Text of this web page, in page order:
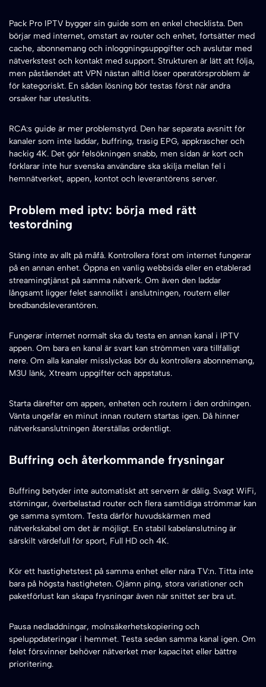
Pack Pro IPTV bygger sin guide som en enkel checklista. Den
börjar med internet, omstart av router och enhet, fortsätter med
cache, abonnemang och inloggningsuppgifter och avslutar med
nätverkstest och kontakt med support. Strukturen är lätt att följa,
men påståendet att VPN nästan alltid löser operatörsproblem är
för kategoriskt. En sådan lösning bör testas först när andra
orsaker har uteslutits.
RCA:s guide är mer problemstyrd. Den har separata avsnitt för
kanaler som inte laddar, buffring, trasig EPG, appkrascher och
hackig 4K. Det gör felsökningen snabb, men sidan är kort och
förklarar inte hur svenska användare ska skilja mellan fel i
hemnätverket, appen, kontot och leverantörens server.
Problem med iptv: börja med rätt
testordning
Stäng inte av allt på måfå. Kontrollera först om internet fungerar
på en annan enhet. Öppna en vanlig webbsida eller en etablerad
streamingtjänst på samma nätverk. Om även den laddar
långsamt ligger felet sannolikt i anslutningen, routern eller
bredbandsleverantören.
Fungerar internet normalt ska du testa en annan kanal i IPTV
appen. Om bara en kanal är svart kan strömmen vara tillfälligt
nere. Om alla kanaler misslyckas bör du kontrollera abonnemang,
M3U länk, Xtream uppgifter och appstatus.
Starta därefter om appen, enheten och routern i den ordningen.
Vänta ungefär en minut innan routern startas igen. Då hinner
nätverksanslutningen återställas ordentligt.
Buffring och återkommande frysningar
Buffring betyder inte automatiskt att servern är dålig. Svagt WiFi,
störningar, överbelastad router och flera samtidiga strömmar kan
ge samma symtom. Testa därför huvudskärmen med
nätverkskabel om det är möjligt. En stabil kabelanslutning är
särskilt värdefull för sport, Full HD och 4K.
Kör ett hastighetstest på samma enhet eller nära TV:n. Titta inte
bara på högsta hastigheten. Ojämn ping, stora variationer och
paketförlust kan skapa frysningar även när snittet ser bra ut.
Pausa nedladdningar, molnsäkerhetskopiering och
speluppdateringar i hemmet. Testa sedan samma kanal igen. Om
felet försvinner behöver nätverket mer kapacitet eller bättre
prioritering.